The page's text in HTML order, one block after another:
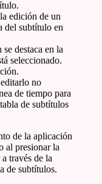
edición de un
del subtítulo en
destaca en la
seleccionado.
no
de tiempo para
de subtítulos
de la aplicación
al presionar la
través de la
de subtítulos.